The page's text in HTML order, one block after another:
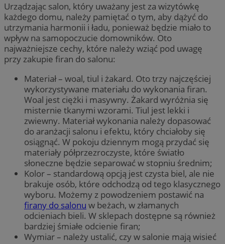
Urządzając salon, który uważany jest za wizytówkę
każdego domu, należy pamiętać o tym, aby dążyć do
utrzymania harmonii i ładu, ponieważ będzie miało to
wpływ na samopoczucie domowników. Oto
najważniejsze cechy, które należy wziąć pod uwagę
przy zakupie firan do salonu:
Materiał – woal, tiul i żakard. Oto trzy najczęściej
wykorzystywane materiału do wykonania firan.
Woal jest ciężki i masywny. Żakard wyróżnia się
misternie tkanymi wzorami. Tiul jest lekki i
zwiewny. Materiał wykonania należy dopasować
do aranżacji salonu i efektu, który chciałoby się
osiągnąć. W pokoju dziennym mogą przydać się
materiały półprzezroczyste, które światło
słoneczne będzie separować w stopniu średnim;
Kolor – standardową opcją jest czysta biel, ale nie
brakuje osób, które odchodzą od tego klasycznego
wyboru. Możemy z powodzeniem postawić na
firany do salonu w beżach, w złamanych
odcieniach bieli. W sklepach dostępne są również
bardziej śmiałe odcienie firan;
Wymiar – należy ustalić, czy w salonie mają wisieć